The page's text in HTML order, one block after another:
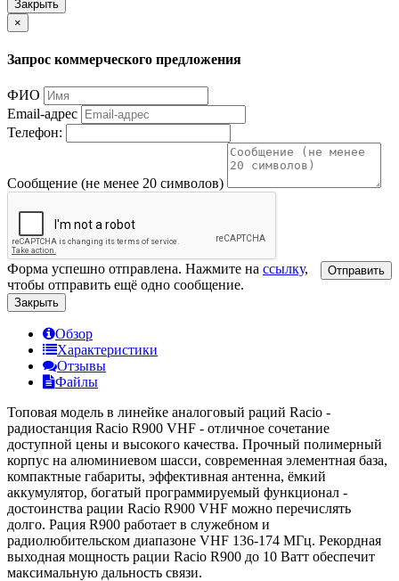
Закрыть
×
Запрос коммерческого предложения
ФИО
Email-адрес
Телефон:
Сообщение (не менее 20 символов)
Отправить
Форма успешно отправлена. Нажмите на ссылку,
чтобы отправить ещё одно сообщение.
Закрыть
Обзор
Характеристики
Отзывы
Файлы
Топовая модель в линейке аналоговый раций Racio -
радиостанция Racio R900 VHF - отличное сочетание
доступной цены и высокого качества. Прочный полимерный
корпус на алюминиевом шасси, современная элементная база,
компактные габариты, эффективная антенна, ёмкий
аккумулятор, богатый программируемый функционал -
достоинства рации Racio R900 VHF можно перечислять
долго. Рация R900 работает в служебном и
радиолюбительском диапазоне VHF 136-174 МГц. Рекордная
выходная мощность рации Racio R900 до 10 Ватт обеспечит
максимальную дальность связи.